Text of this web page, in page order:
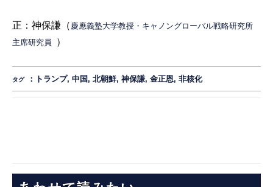
正：神保謙（ 慶應義塾大学教授・キャノングローバル戦略研究所
主席研究員
）
タグ ： トランプ,中国 ,北朝鮮,神保謙,金正恩,非核化